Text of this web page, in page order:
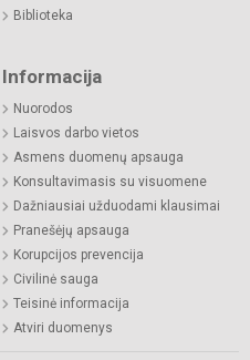
Biblioteka
Informacija
Nuorodos
Laisvos darbo vietos
Asmens duomenų apsauga
Konsultavimasis su visuomene
Dažniausiai užduodami klausimai
Pranešėjų apsauga
Korupcijos prevencija
Civilinė sauga
Teisinė informacija
Atviri duomenys